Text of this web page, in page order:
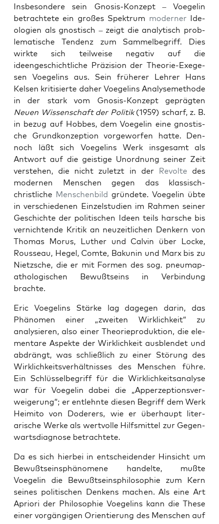
Ins­beson­dere sein Gno­sis-Konzept – Voegelin
betra­chtete ein großes Spek­trum mod­ern­er Ide­
olo­gien als gnos­tisch – zeigt die ana­lytisch prob­
lema­tis­che Ten­denz zum Sam­mel­be­griff. Dies
wirk­te sich teil­weise neg­a­tiv auf die
ideengeschichtliche Präzi­sion der The­o­rie-Exege­
sen Voegelins aus. Sein früher­er Lehrer Hans
Kelsen kri­tisierte daher Voegelins Analysemeth­ode
in der stark vom Gno­sis-Konzept geprägten
Neuen Wis­senschaft der Poli­tik(1959) scharf, z. B.
in bezug auf Hobbes, dem Voegelin eine gnos­tis­
che Grund­konzep­tion vorge­wor­fen hat­te. Den­
noch läßt sich Voegelins Werk ins­ge­samt als
Antwort auf die geistige Unord­nung sein­er Zeit
ver­ste­hen, die nicht zulet­zt in der Revolte des
mod­er­nen Men­schen gegen das klas­sisch-
christliche Men­schen­bild grün­dete. Voegelin übte
in ver­schiede­nen Einzel­stu­di­en im Rah­men sein­er
Geschichte der poli­tis­chen Ideen teils harsche bis
ver­nich­t­ende Kri­tik an neuzeitlichen Denkern von
Thomas Morus, Luther und Calvin über Locke,
Rousseau, Hegel, Comte, Bakunin und Marx bis zu
Niet­zsche, die er mit For­men des sog. pneuma­p­
athol­o­gis­chen Bewußt­seins in Verbindung
brachte.
Eric Voegelins Stärke lag dage­gen darin, das
Phänomen ein­er „zweit­en Wirk­lichkeit“ zu
analysieren, also ein­er The­o­riepro­duk­tion, die ele­
mentare Aspek­te der Wirk­lichkeit aus­blendet und
abdrängt, was schließlich zu ein­er Störung des
Wirk­lichkeitsver­hält­niss­es des Men­schen führe.
Ein Schlüs­sel­be­griff für die Wirk­lichkeit­s­analyse
war für Voegelin dabei die „Apperzep­tionsver­
weigerung“; er entlehnte diesen Begriff dem Werk
Heim­i­to von Doder­ers, wie er über­haupt lit­er­
arische Werke als wertvolle Hil­f­s­mit­tel zur Gegen­
warts­di­ag­nose betra­chtete.
Da es sich hier­bei in entschei­den­der Hin­sicht um
Bewußt­sein­sphänomene han­delte, mußte
Voegelin die Bewußt­sein­sphiloso­phie zum Kern
seines poli­tis­chen Denkens machen. Als eine Art
Apri­ori der Philoso­phie Voegelins kann die These
ein­er vorgängi­gen Ori­en­tierung des Men­schen auf